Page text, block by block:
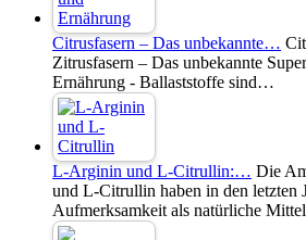
Citrusfasern – Das unbekannte…
Zitrusfasern – Das unbekannte
Ernährung - Ballaststoffe sind…
L-Arginin und L-Citrullin:… Die
und L-Citrullin haben in den letzten
Aufmerksamkeit als natürliche